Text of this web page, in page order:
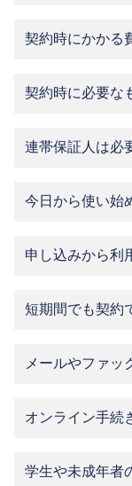
契約時にかかる
契約時に必要な
連帯保証人は必
今日から使い始
申し込みから利
短期間でも契約
メールやファッ
オンライン手続
学生や未成年者